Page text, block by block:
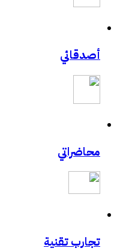
أصدقائي
محاضراتي
تجارب تقنية